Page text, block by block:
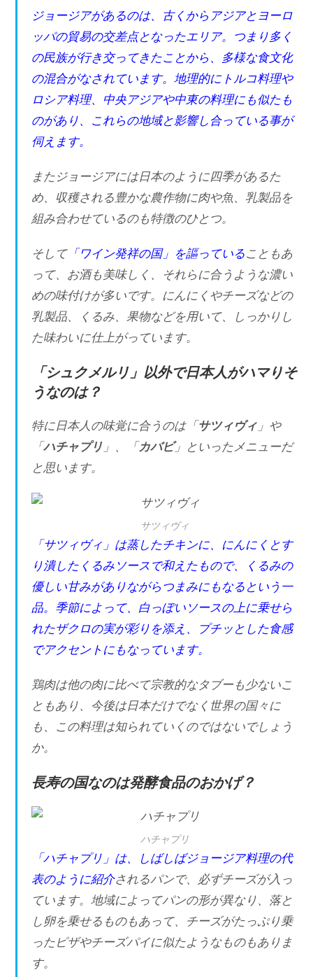
ジョージアがあるのは、古くからアジアとヨーロ
ッパの貿易の交差点となったエリア。つまり多く
の民族が行き交ってきたことから、多様な食文化
の混合がなされています。地理的にトルコ料理や
ロシア料理、中央アジアや中東の料理にも似たも
のがあり、これらの地域と影響し合っている事が
伺えます。
またジョージアには日本のように四季があるた
め、収穫される豊かな農作物に肉や魚、乳製品を
組み合わせているのも特徴のひとつ。
そして「ワイン発祥の国」を謳っていることもあ
って、お酒も美味しく、それらに合うような濃い
めの味付けが多いです。にんにくやチーズなどの
乳製品、くるみ、果物などを用いて、しっかりし
た味わいに仕上がっています。
「シュクメルリ」以外で日本人がハマりそ
うなのは？
特に日本人の味覚に合うのは「 サツィヴィ 」や
「ハチャプリ 」、「 カバビ」といったメニューだ
と思います。
サツィヴィ
「サツィヴィ」は蒸したチキンに、にんにくとす
り潰したくるみソースで和えたもので、くるみの
優しい甘みがありながらつまみにもなるという一
品。季節によって、白っぽいソースの上に乗せら
れたザクロの実が彩りを添え、プチッとした食感
でアクセントにもなっています。
鶏肉は他の肉に比べて宗教的なタブーも少ないこ
ともあり、今後は日本だけでなく世界の国々に
も、この料理は知られていくのではないでしょう
か。
長寿の国なのは発酵食品のおかげ？
ハチャプリ
「ハチャプリ」は、しばしばジョージア料理の代
表のように紹介されるパンで、必ずチーズが入っ
ています。地域によってパンの形が異なり、落と
し卵を乗せるものもあって、チーズがたっぷり乗
ったピザやチーズパイに似たようなものもありま
す。